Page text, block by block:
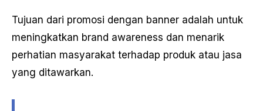
Tujuan dari promosi dengan banner adalah untuk
meningkatkan brand awareness dan menarik
perhatian masyarakat terhadap produk atau jasa
yang ditawarkan.